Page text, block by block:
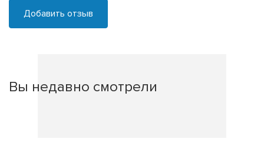
Добавить отзыв
Вы недавно смотрели